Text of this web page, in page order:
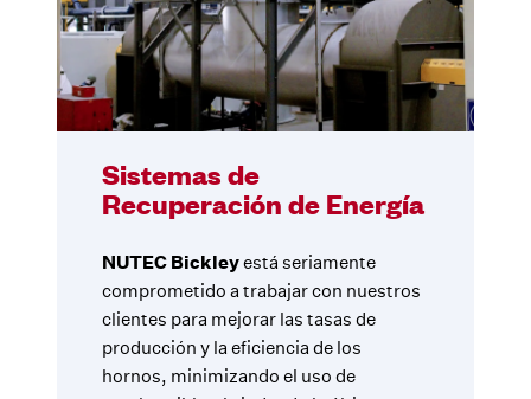
Sistemas de
Recuperación de Energía
NUTEC Bickleyestá seriamente
comprometido a trabajar con nuestros
clientes para mejorar las tasas de
producción y la eficiencia de los
hornos, minimizando el uso de